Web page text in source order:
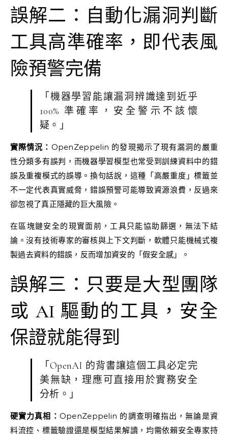
誤解二：自動化漏洞判斷
工具高準確率，即代表風
險預警完備
「機器學習能讓漏洞辨識達到近乎
100% 準確率，安全警示不該懷
疑。」
實際情況： OpenZeppelin 的發現揭示了現有漏洞的嚴重
性分類多有誤判，而機器學習模型也常受到訓練資料中的錯
誤及重複模式的誤導。換句話說，這種「高嚴重度」標籤並
不一定代表真實威脅，錯誤預警可能導致資源浪費，反過來
卻忽視了真正隱藏的巨大風險。
在區塊鏈安全的現實面前，工具只能協助篩選，無法下結
論。沒有技術專家的審核與上下文判斷，軟體只能機械式複
製過去資料的錯誤，反而增加資安的「假安全感」。
誤解三：只要是大型團隊
或 AI 驅動的工具，安全
保證就能得到
「OpenAI 的背書讓這個工具必定完
美無缺，理應可直接用於實務安全
分析。」
硬實力真相： OpenZeppelin 的調查明確指出，無論是資
料流控、標籤驗證還是模型結果解讀，均需依賴安全專家持